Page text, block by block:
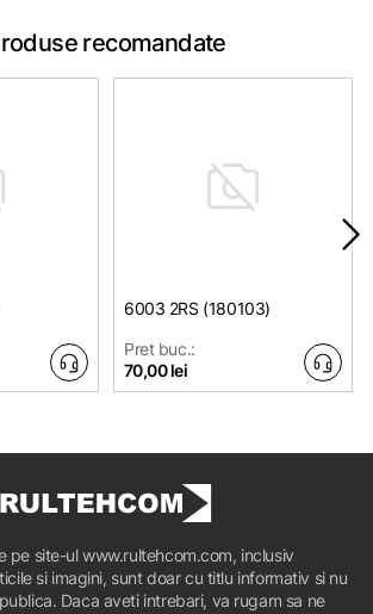
recomandate
6003 2RS (180103)
Pret buc.:
70,00 lei
pe site-ul www.rultehcom.com, inclusiv
si imagini, sunt doar cu titlu informativ si nu
Daca aveti intrebari, va rugam sa ne